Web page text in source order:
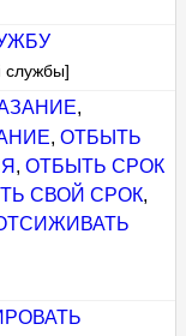
службы]
,
,ОТБЫТЬ
,ОТБЫТЬ СРОК
СВОЙ СРОК,